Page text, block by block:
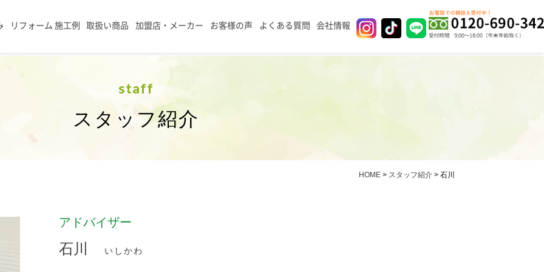
リフォーム 施工例 取扱い商品 加盟店・メーカー お客様の声 よくある質問 会社情報
staff
スタッフ紹介
HOME > スタッフ紹介 > 石川
アドバイザー
石川 いしかわ